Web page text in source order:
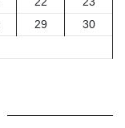
29
30